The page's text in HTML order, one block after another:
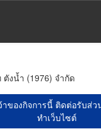
ตังน้ำ (1976) จำกัด
ของกิจการนี้ ติดต่อรับส่ว
ทำเว็บไซต์